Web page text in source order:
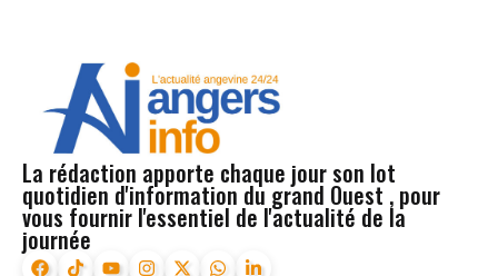
La rédaction apporte chaque jour son lot
quotidien d'information du grand Ouest , pour
vous fournir l'essentiel de l'actualité de la
journée